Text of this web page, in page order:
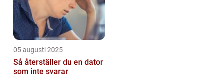
05 augusti 2025
Så återställer du en dator
som inte svarar